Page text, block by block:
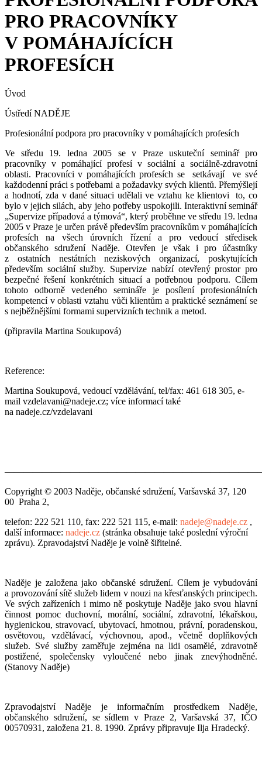
PRO PRACOVNÍKY
V POMÁHAJÍCÍCH
PROFESÍCH
Úvod
Ústředí NADĚJE
Profesionální podpora pro pracovníky v pomáhajících profesích
Ve středu 19. ledna 2005 se v Praze uskuteční seminář pro
pracovníky v pomáhající profesí v sociální a sociálně-zdravotní
oblasti. Pracovníci v pomáhajících profesích se setkávají ve své
každodenní práci s potřebami a požadavky svých klientů. Přemýšlejí
a hodnotí, zda v dané situaci udělali ve vztahu ke klientovi to, co
bylo v jejich silách, aby jeho potřeby uspokojili. Interaktivní seminář
„Supervize případová a týmová“, který proběhne ve středu 19. ledna
2005 v Praze je určen právě především pracovníkům v pomáhajících
profesích na všech úrovních řízení a pro vedoucí středisek
občanského sdružení Naděje. Otevřen je však i pro účastníky
z ostatních nestátních neziskových organizací, poskytujících
především sociální služby. Supervize nabízí otevřený prostor pro
bezpečné řešení konkrétních situací a potřebnou podporu. Cílem
tohoto odborně vedeného semináře je posílení profesionálních
kompetencí v oblasti vztahu vůči klientům a praktické seznámení se
s nejběžnějšími formami supervizních technik a metod.
(připravila Martina Soukupová)
Reference:
Martina Soukupová, vedoucí vzdělávání, tel/fax: 461 618 305, e-
mail vzdelavani@nadeje.cz; více informací také
na nadeje.cz/vzdelavani
Copyright © 2003 Naděje, občanské sdružení, Varšavská 37, 120
00 Praha 2,
telefon: 222 521 110, fax: 222 521 115, e-mail: nadeje@nadeje.cz ,
další informace: nadeje.cz (stránka obsahuje také poslední výroční
zprávu). Zpravodajství Naděje je volně šiřitelné.
Naděje je založena jako občanské sdružení. Cílem je vybudování
a provozování sítě služeb lidem v nouzi na křesťanských principech.
Ve svých zařízeních i mimo ně poskytuje Naděje jako svou hlavní
činnost pomoc duchovní, morální, sociální, zdravotní, lékařskou,
hygienickou, stravovací, ubytovací, hmotnou, právní, poradenskou,
osvětovou, vzdělávací, výchovnou, apod., včetně doplňkových
služeb. Své služby zaměřuje zejména na lidi osamělé, zdravotně
postižené, společensky vyloučené nebo jinak znevýhodněné.
(Stanovy Naděje)
Zpravodajství Naděje je informačním prostředkem Naděje,
občanského sdružení, se sídlem v Praze 2, Varšavská 37, IČO
00570931, založena 21. 8. 1990. Zprávy připravuje Ilja Hradecký.